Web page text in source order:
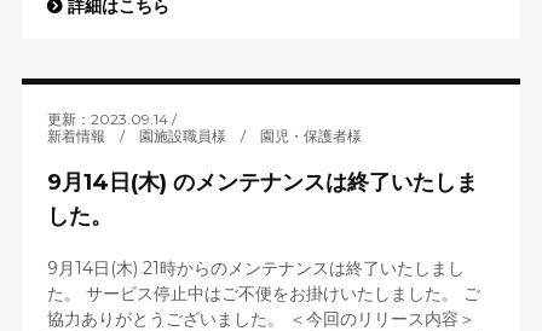
詳細はこちら
更新：2023.09.14
新着情報 / 園施設職員様 / 園児・保護者様
9月14日(木) のメンテナンスは終了いたしま
した。
9月14日(木) 21時からのメンテナンスは終了いたしまし
た。 サービス停止中はご不便をお掛けいたしました。 ご
協力ありがとうございました。 ＜今回のリリース内容＞